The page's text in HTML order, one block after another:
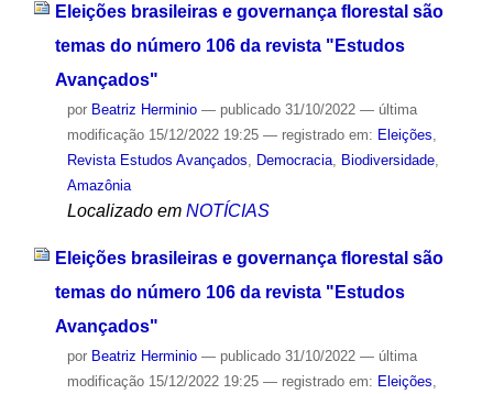
Eleições brasileiras e governança florestal são
temas do número 106 da revista "Estudos
Avançados"
por Beatriz Herminio — publicado31/10/2022 — última
modificação15/12/2022 19:25 — registrado em: Eleições
Revista Estudos Avançados
Democracia, Biodiversidade,
Amazônia
Localizado em NOTÍCIAS
Eleições brasileiras e governança florestal são
temas do número 106 da revista "Estudos
Avançados"
por Beatriz Herminio — publicado31/10/2022 — última
modificação15/12/2022 19:25 — registrado em: Eleições